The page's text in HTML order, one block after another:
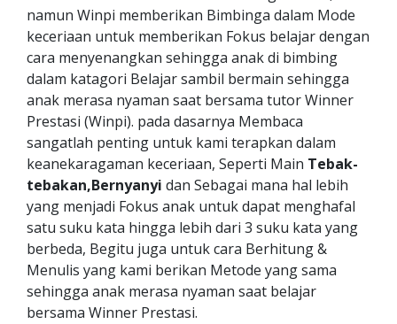
namun Winpi memberikan Bimbinga dalam Mode
keceriaan untuk memberikan Fokus belajar dengan
cara menyenangkan sehingga anak di bimbing
dalam katagori Belajar sambil bermain sehingga
anak merasa nyaman saat bersama tutor Winner
Prestasi (Winpi). pada dasarnya Membaca
sangatlah penting untuk kami terapkan dalam
keanekaragaman keceriaan, Seperti Main Tebak-
tebakan,Bernyanyi dan Sebagai mana hal lebih
yang menjadi Fokus anak untuk dapat menghafal
satu suku kata hingga lebih dari 3 suku kata yang
berbeda, Begitu juga untuk cara Berhitung &
Menulis yang kami berikan Metode yang sama
sehingga anak merasa nyaman saat belajar
bersama Winner Prestasi.